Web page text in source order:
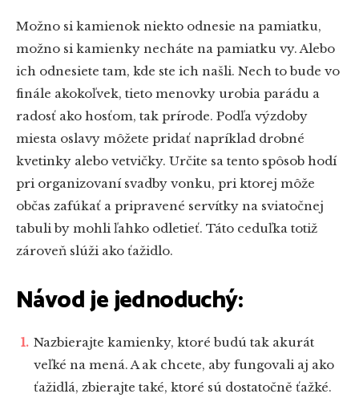
Možno si kamienok niekto odnesie na pamiatku,
možno si kamienky necháte na pamiatku vy. Alebo
ich odnesiete tam, kde ste ich našli. Nech to bude vo
finále akokoľvek, tieto menovky urobia parádu a
radosť ako hosťom, tak prírode. Podľa výzdoby
miesta oslavy môžete pridať napríklad drobné
kvetinky alebo vetvičky. Určite sa tento spôsob hodí
pri organizovaní svadby vonku, pri ktorej môže
občas zafúkať a pripravené servítky na sviatočnej
tabuli by mohli ľahko odletieť. Táto ceduľka totiž
zároveň slúži ako ťažidlo.
Návod je jednoduchý:
Nazbierajte kamienky, ktoré budú tak akurát
veľké na mená. A ak chcete, aby fungovali aj ako
ťažidlá, zbierajte také, ktoré sú dostatočně ťažké.